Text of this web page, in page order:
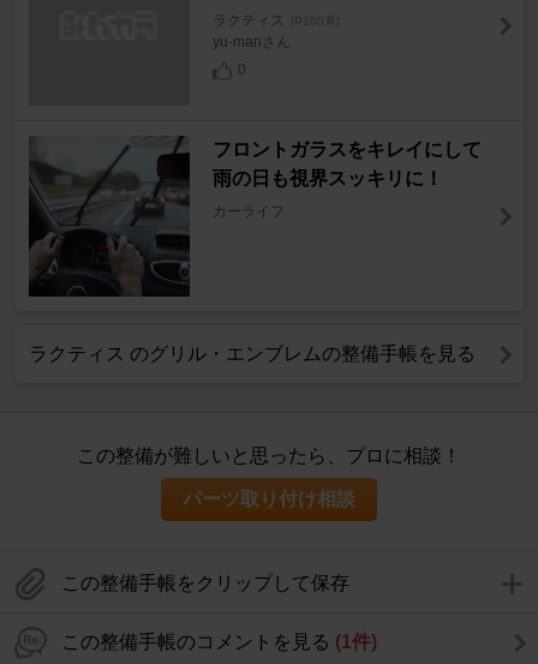
ラクティス [P100系]
yu-manさん
0
フロントガラスをキレイにして
雨の日も視界スッキリに！
カーライフ
ラクティス のグリル・エンブレムの整備手帳を見る
この整備が難しいと思ったら、プロに相談！
パーツ取り付け相談
この整備手帳をクリップして保存
この整備手帳のコメントを見る (1件)